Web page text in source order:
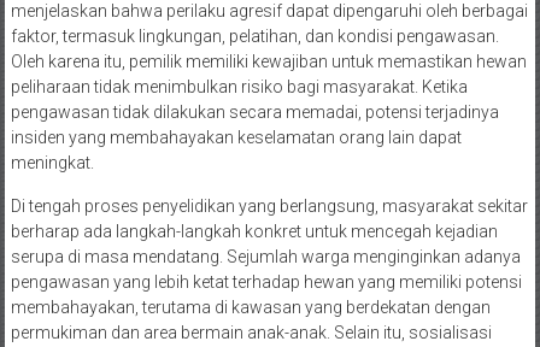
menjelaskan bahwa perilaku agresif dapat dipengaruhi oleh berbagai
faktor, termasuk lingkungan, pelatihan, dan kondisi pengawasan.
Oleh karena itu, pemilik memiliki kewajiban untuk memastikan hewan
peliharaan tidak menimbulkan risiko bagi masyarakat. Ketika
pengawasan tidak dilakukan secara memadai, potensi terjadinya
insiden yang membahayakan keselamatan orang lain dapat
meningkat.
Di tengah proses penyelidikan yang berlangsung, masyarakat sekitar
berharap ada langkah-langkah konkret untuk mencegah kejadian
serupa di masa mendatang. Sejumlah warga menginginkan adanya
pengawasan yang lebih ketat terhadap hewan yang memiliki potensi
membahayakan, terutama di kawasan yang berdekatan dengan
permukiman dan area bermain anak-anak. Selain itu, sosialisasi